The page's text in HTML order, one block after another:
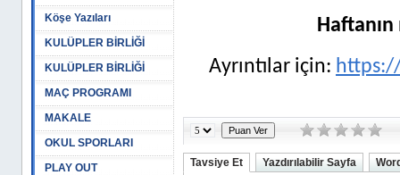
Köşe Yazıları
KULÜPLER BİRLİĞİ
KULÜPLER BİRLİĞİ
MAÇ PROGRAMI
MAKALE
OKUL SPORLARI
PLAY OUT
Ayrıntılar için:
Tavsiye Et Yazdırılabilir Sayfa